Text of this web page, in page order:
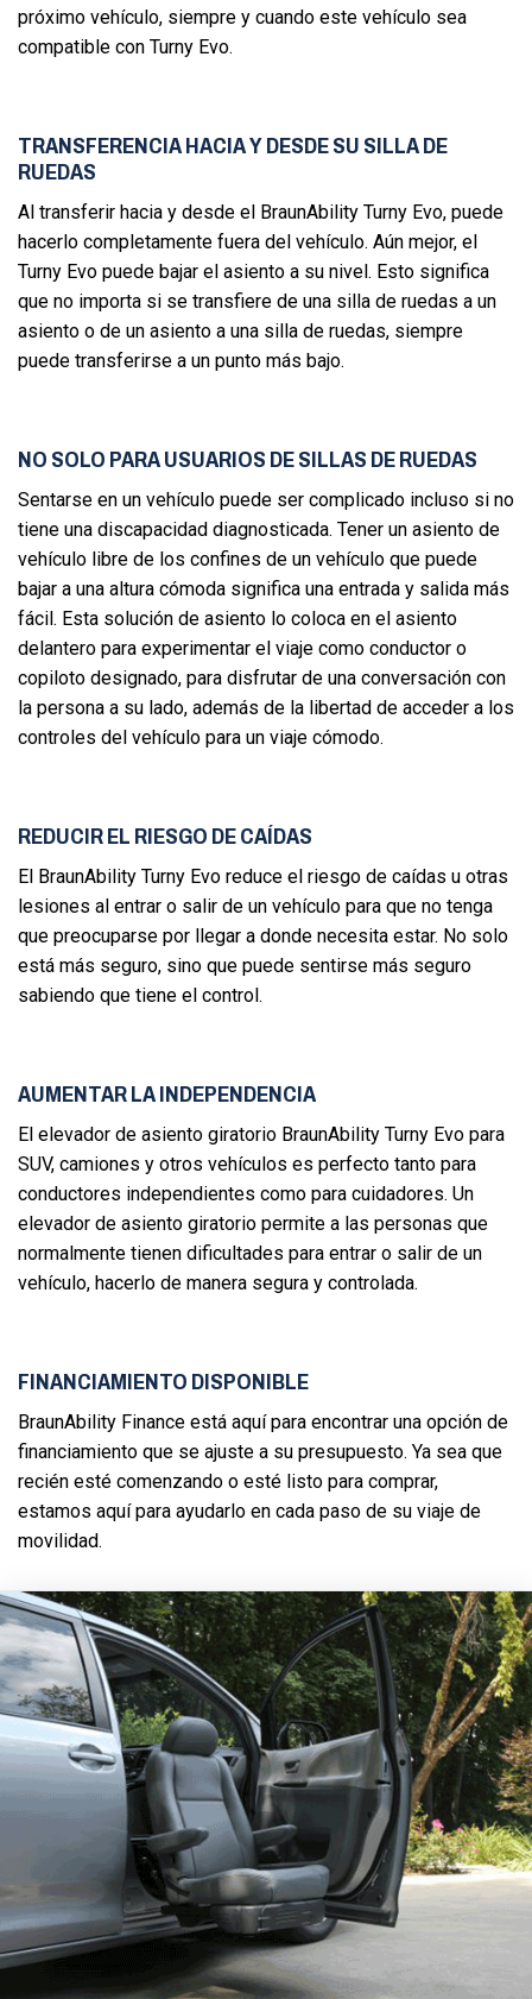
próximo vehículo, siempre y cuando este vehículo sea
compatible con Turny Evo.
TRANSFERENCIA HACIA Y DESDE SU SILLA DE
RUEDAS
Al transferir hacia y desde el BraunAbility Turny Evo, puede
hacerlo completamente fuera del vehículo. Aún mejor, el
Turny Evo puede bajar el asiento a su nivel. Esto significa
que no importa si se transfiere de una silla de ruedas a un
asiento o de un asiento a una silla de ruedas, siempre
puede transferirse a un punto más bajo.
NO SOLO PARA USUARIOS DE SILLAS DE RUEDAS
Sentarse en un vehículo puede ser complicado incluso si no
tiene una discapacidad diagnosticada. Tener un asiento de
vehículo libre de los confines de un vehículo que puede
bajar a una altura cómoda significa una entrada y salida más
fácil. Esta solución de asiento lo coloca en el asiento
delantero para experimentar el viaje como conductor o
copiloto designado, para disfrutar de una conversación con
la persona a su lado, además de la libertad de acceder a los
controles del vehículo para un viaje cómodo.
REDUCIR EL RIESGO DE CAÍDAS
El BraunAbility Turny Evo reduce el riesgo de caídas u otras
lesiones al entrar o salir de un vehículo para que no tenga
que preocuparse por llegar a donde necesita estar. No solo
está más seguro, sino que puede sentirse más seguro
sabiendo que tiene el control.
AUMENTAR LA INDEPENDENCIA
El elevador de asiento giratorio BraunAbility Turny Evo para
SUV, camiones y otros vehículos es perfecto tanto para
conductores independientes como para cuidadores. Un
elevador de asiento giratorio permite a las personas que
normalmente tienen dificultades para entrar o salir de un
vehículo, hacerlo de manera segura y controlada.
FINANCIAMIENTO DISPONIBLE
BraunAbility Finance está aquí para encontrar una opción de
financiamiento que se ajuste a su presupuesto. Ya sea que
recién esté comenzando o esté listo para comprar,
estamos aquí para ayudarlo en cada paso de su viaje de
movilidad.